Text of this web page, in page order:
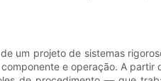
um projeto de sistemas
e operação. A